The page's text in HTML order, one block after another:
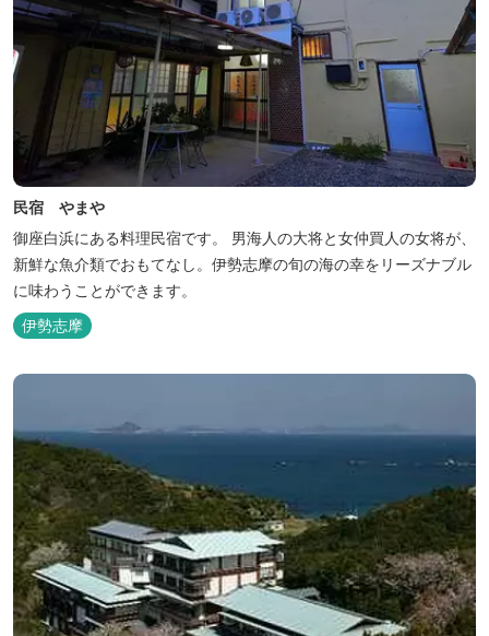
民宿 やまや
御座白浜にある料理民宿です。 男海人の大将と女仲買人の女将が、
新鮮な魚介類でおもてなし。伊勢志摩の旬の海の幸をリーズナブル
に味わうことができます。
伊勢志摩